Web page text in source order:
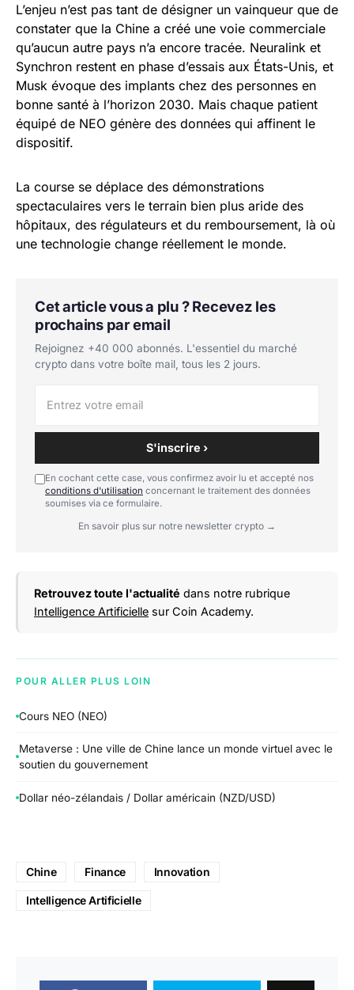
L’enjeu n’est pas tant de désigner un vainqueur que de
constater que la Chine a créé une voie commerciale
qu’aucun autre pays n’a encore tracée. Neuralink et
Synchron restent en phase d’essais aux États-Unis, et
Musk évoque des implants chez des personnes en
bonne santé à l’horizon 2030. Mais chaque patient
équipé de NEO génère des données qui affinent le
dispositif.
La course se déplace des démonstrations
spectaculaires vers le terrain bien plus aride des
hôpitaux, des régulateurs et du remboursement, là où
une technologie change réellement le monde.
Cet article vous a plu ? Recevez les
prochains par email
Rejoignez +40 000 abonnés. L'essentiel du marché
crypto dans votre boîte mail, tous les 2 jours.
S'inscrire ›
En cochant cette case, vous confirmez avoir lu et accepté nos
conditions d'utilisation concernant le traitement des données
soumises via ce formulaire.
En savoir plus sur notre newsletter crypto →
Retrouvez toute l'actualité dans notre rubrique
Intelligence Artificielle sur Coin Academy.
POUR ALLER PLUS LOIN
Cours NEO (NEO)
Metaverse : Une ville de Chine lance un monde virtuel avec le
soutien du gouvernement
Dollar néo-zélandais / Dollar américain (NZD/USD)
Chine Finance Innovation
Intelligence Artificielle